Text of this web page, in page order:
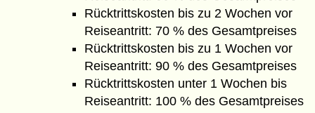
Rücktrittskosten bis zu 2 Wochen vor
Reiseantritt: 70 % des Gesamtpreises
Rücktrittskosten bis zu 1 Wochen vor
Reiseantritt: 90 % des Gesamtpreises
Rücktrittskosten unter 1 Wochen bis
Reiseantritt: 100 % des Gesamtpreises